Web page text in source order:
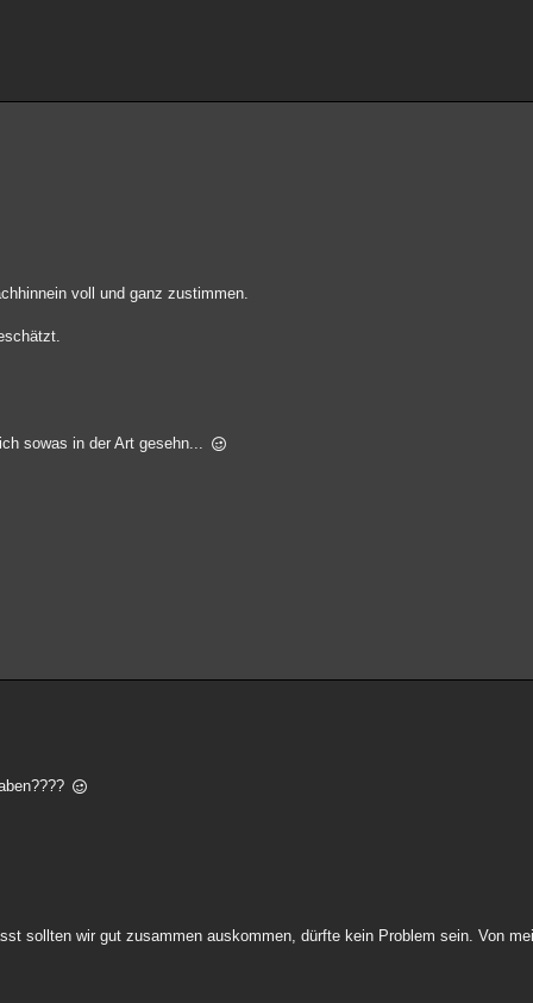
voll und ganz zustimmen.
sowas in der Art gesehn...
sollten wir gut zusammen auskommen, dürfte kein Problem sein. Von